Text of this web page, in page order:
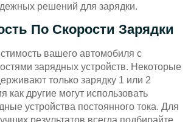
решений для зарядки.
По Скорости Зарядки
вашего автомобиля с
зарядных устройств. Некоторые
только зарядку 1 или 2
как другие могут использовать
устройства постоянного тока. Для
результатов всегда подбирайте